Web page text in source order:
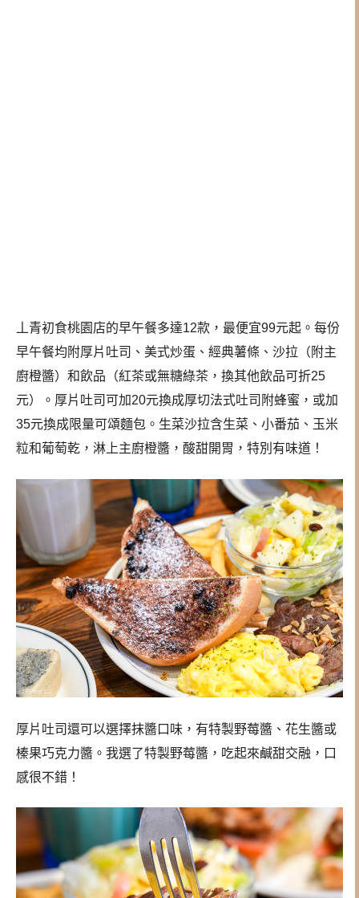
丄青初食桃園店的早午餐多達12款，最便宜99元起。每份
早午餐均附厚片吐司、美式炒蛋、經典薯條、沙拉（附主
廚橙醬）和飲品（紅茶或無糖綠茶，換其他飲品可折25
元）。厚片吐司可加20元換成厚切法式吐司附蜂蜜，或加
35元換成限量可頌麵包。生菜沙拉含生菜、小番茄、玉米
粒和葡萄乾，淋上主廚橙醬，酸甜開胃，特別有味道！
厚片吐司還可以選擇抹醬口味，有特製野莓醬、花生醬或
榛果巧克力醬。我選了特製野莓醬，吃起來鹹甜交融，口
感很不錯！